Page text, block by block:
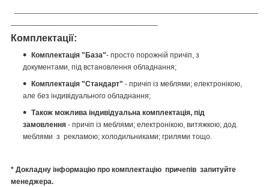
Комплектації:
Комплектація "База"- просто порожній причіп, з
документами, під встановлення обладнання;
Комплектація "Стандарт" - причіп із меблями; електронікою,
але без індивідуального обладнання;
Також можлива індивідуальна комплектація, під
замовлення - причіп із меблями; електронікою, витяжкою; дод.
меблями з рекламою; холодильниками; грилями тощо.
* Докладну інформацію про комплектацію причепів запитуйте
менеджера.